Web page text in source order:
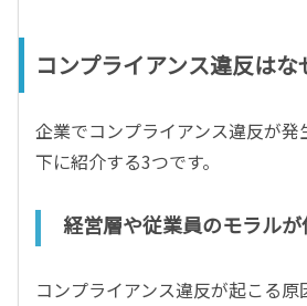
コンプライアンス違反はな
企業でコンプライアンス違反が
下に紹介する3つです。
経営層や従業員のモラル
コンプライアンス違反が起こる原